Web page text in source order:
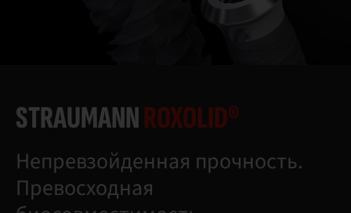
STRAUMANNROXOLID®
Непревзойденная прочность.
Превосходная